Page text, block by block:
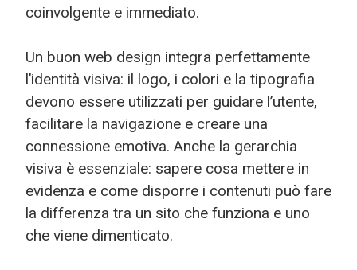
coinvolgente e immediato.
Un buon web design integra perfettamente
l’identità visiva: il logo, i colori e la tipografia
devono essere utilizzati per guidare l’utente,
facilitare la navigazione e creare una
connessione emotiva. Anche la gerarchia
visiva è essenziale: sapere cosa mettere in
evidenza e come disporre i contenuti può fare
la differenza tra un sito che funziona e uno
che viene dimenticato.